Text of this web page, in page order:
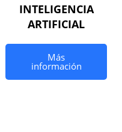
INTELIGENCIA
ARTIFICIAL
Más
información